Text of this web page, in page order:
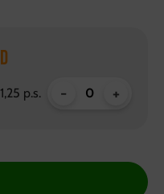
1,25 p.s. - +